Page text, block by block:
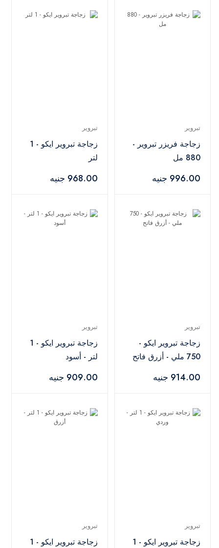
تبروير
زجاجة فريزر تبروير -
880 مل
996.00 جنيه
تبروير
زجاجة تبروير ايكو - 1
لتر
968.00 جنيه
تبروير
زجاجة تبروير ايكو -
750 ملي - أزرق فاتح
914.00 جنيه
تبروير
زجاجة تبروير ايكو - 1
لتر - أسود
909.00 جنيه
تبروير
زجاجة تبروير ايكو - 1
تبروير
زجاجة تبروير ايكو - 1